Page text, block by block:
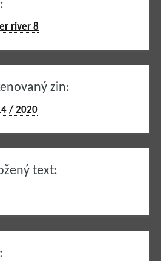
river 8
zin:
/ 2020
text: